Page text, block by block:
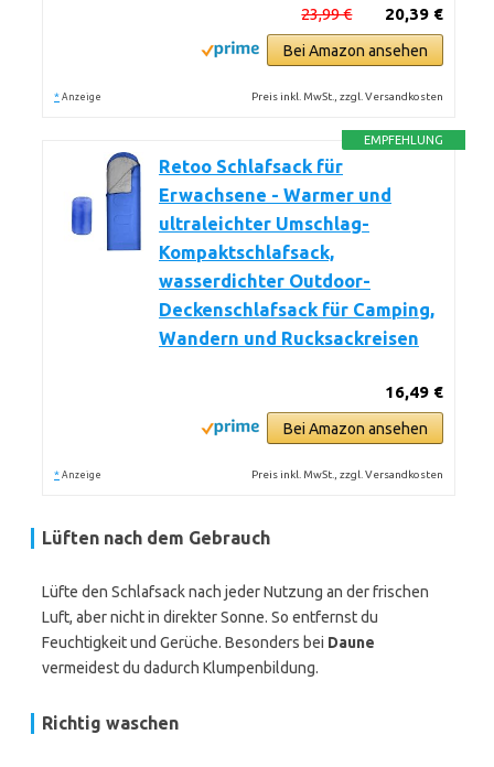
20,39 €
23,99 €
Bei Amazon ansehen
* Anzeige Preis inkl. MwSt., zzgl. Versandkosten
EMPFEHLUNG
Retoo Schlafsack für
Erwachsene - Warmer und
ultraleichter Umschlag-
Kompaktschlafsack,
wasserdichter Outdoor-
Deckenschlafsack für Camping,
Wandern und Rucksackreisen
16,49 €
Bei Amazon ansehen
* Anzeige Preis inkl. MwSt., zzgl. Versandkosten
Lüften nach dem Gebrauch
Lüfte den Schlafsack nach jeder Nutzung an der frischen
Luft, aber nicht in direkter Sonne. So entfernst du
Feuchtigkeit und Gerüche. Besonders bei Daune
vermeidest du dadurch Klumpenbildung.
Richtig waschen